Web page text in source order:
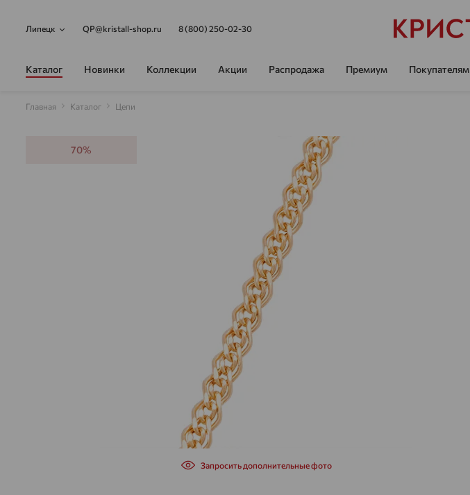
Липецк QP@kristall-shop.ru 8 (800) 250-02-30
Каталог Новинки Коллекции Акции Распродажа Премиум Покупателям
Главная Каталог Цепи
70%
Запросить дополнительные фото